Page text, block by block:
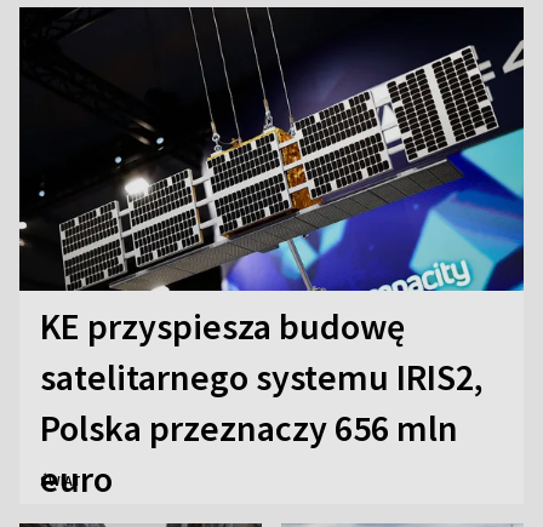
KE przyspiesza budowę
satelitarnego systemu IRIS2,
Polska przeznaczy 656 mln
euro
ŚWIAT